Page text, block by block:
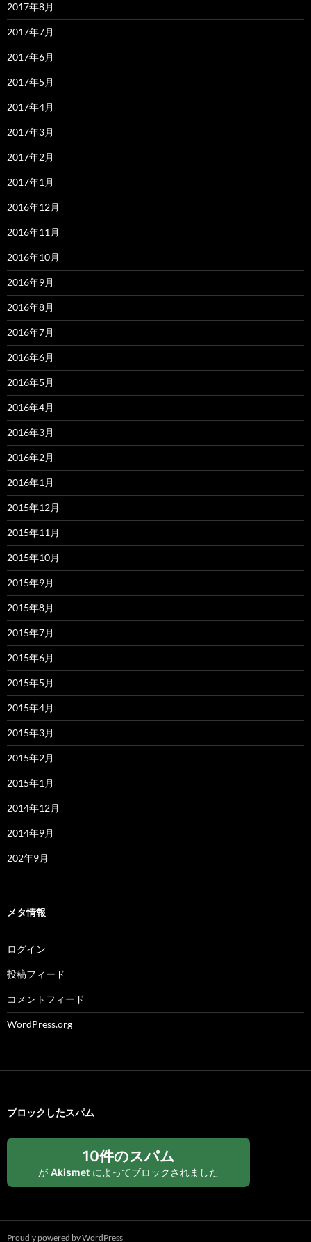
2017年8月
2017年7月
2017年6月
2017年5月
2017年4月
2017年3月
2017年2月
2017年1月
2016年12月
2016年11月
2016年10月
2016年9月
2016年8月
2016年7月
2016年6月
2016年5月
2016年4月
2016年3月
2016年2月
2016年1月
2015年12月
2015年11月
2015年10月
2015年9月
2015年8月
2015年7月
2015年6月
2015年5月
2015年4月
2015年3月
2015年2月
2015年1月
2014年12月
2014年9月
202年9月
メタ情報
ログイン
投稿フィード
コメントフィード
WordPress.org
ブロックしたスパム
10件のスパム
が Akismet によってブロックされました
Proudly powered by WordPress